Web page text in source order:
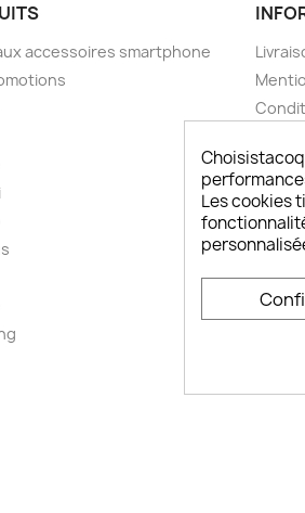
accessoires smartphone
FAQ
Les cookies